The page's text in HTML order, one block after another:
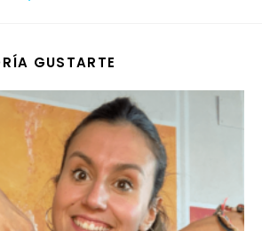
GUSTARTE